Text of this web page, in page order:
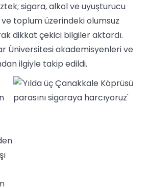
sigara, alkol ve uyuşturucu
ve toplum üzerindeki olumsuz
dikkat çekici bilgiler aktardı.
Üniversitesi akademisyenleri ve
ilgiyle takip edildi.